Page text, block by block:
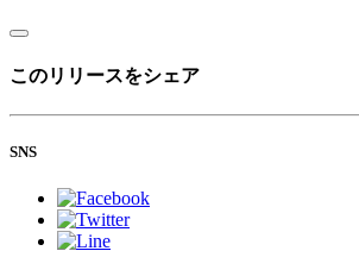
このリリースをシェア
SNS